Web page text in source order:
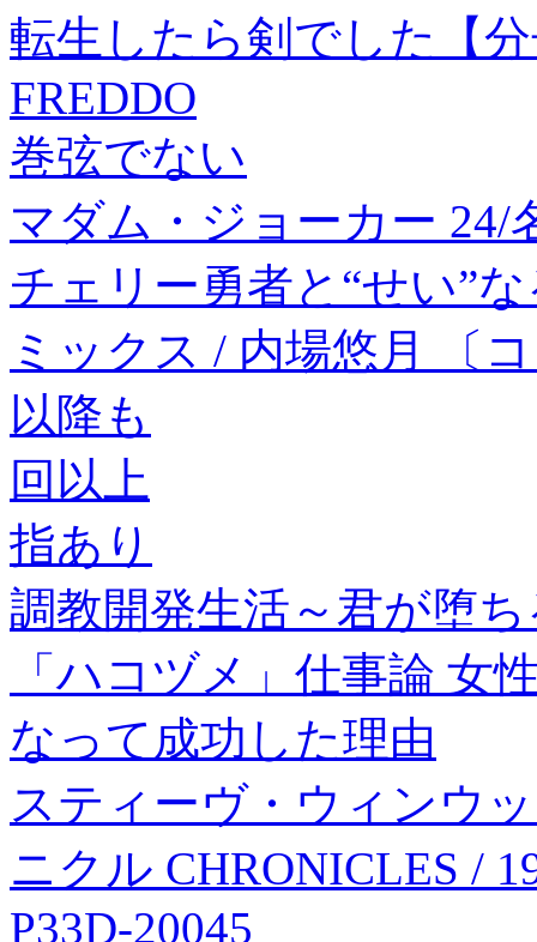
転生したら剣でした【
FREDDO
巻弦でない
マダム・ジョーカー 24/
チェリー勇者と“せい”
ミックス / 内場悠月 〔
以降も
回以上
指あり
調教開発生活～君が堕
「ハコヅメ」仕事論 女
なって成功した理由
スティーヴ・ウィンウ
ニクル CHRONICLES /
P33D-20045